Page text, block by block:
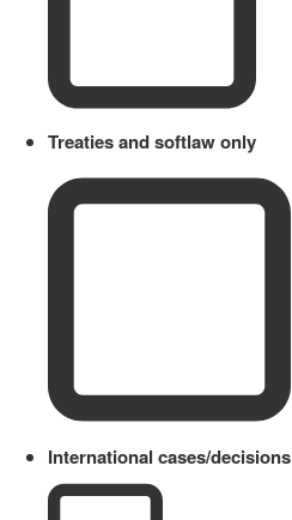
Treaties and softlaw only
International cases/decisions